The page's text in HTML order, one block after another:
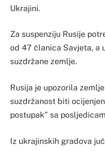
Ukrajini.
Za suspenziju Rusije
od 47 članica Savjeta, a
suzdržane zemlje.
Rusija je upozorila
suzdržanost biti
postupak” sa
Iz ukrajinskih gradova